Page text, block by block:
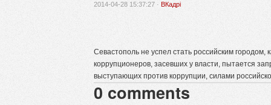
2014-04-28 15:37:27 · ВКадрі
Севастополь не успел стать российским городом,
коррупционеров, засевших у власти, пытается
выступающих против коррупции, силами
0 comments